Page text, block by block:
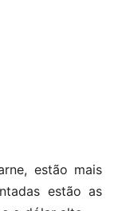
estão mais
estão as